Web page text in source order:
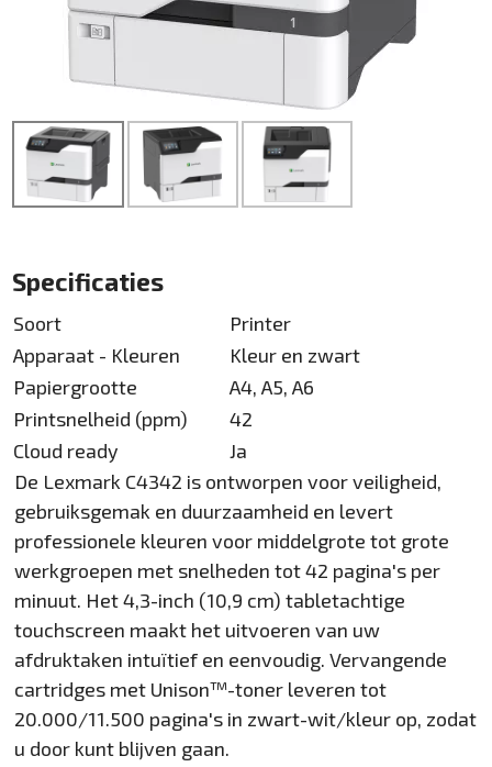
Specificaties
Soort
Printer
Apparaat - Kleuren
Kleur en zwart
Papiergrootte
A4, A5, A6
Printsnelheid (ppm)
42
Cloud ready
Ja
De Lexmark C4342 is ontworpen voor veiligheid,
gebruiksgemak en duurzaamheid en levert
professionele kleuren voor middelgrote tot grote
werkgroepen met snelheden tot 42 pagina's per
minuut. Het 4,3-inch (10,9 cm) tabletachtige
touchscreen maakt het uitvoeren van uw
afdruktaken intuïtief en eenvoudig. Vervangende
cartridges met Unison™-toner leveren tot
20.000/11.500 pagina's in zwart-wit/kleur op, zodat
u door kunt blijven gaan.